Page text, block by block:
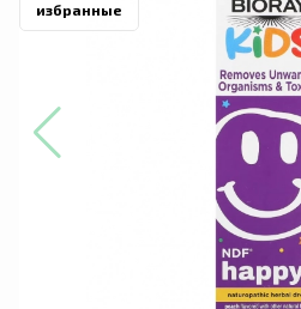
избранные